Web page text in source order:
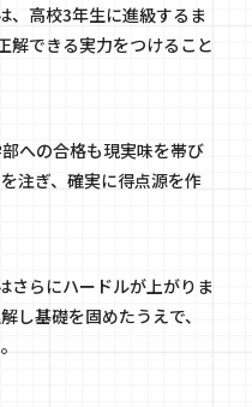
、高校3年生に進級するま
解できる実力をつけること
への合格も現実味を帯び
注ぎ、確実に得点源を作
さらにハードルが上がりま
し基礎を固めたうえで、